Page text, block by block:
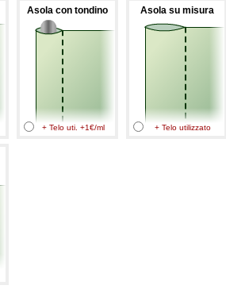
Asola con tondino
+ Telo uti. +1€/ml
Asola su misura
+ Telo utilizzato